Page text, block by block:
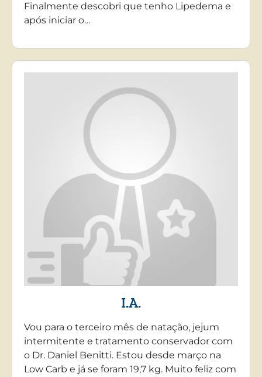
Finalmente descobri que tenho Lipedema e
após iniciar o…
I.A.
Vou para o terceiro mês de natação, jejum
intermitente e tratamento conservador com
o Dr. Daniel Benitti. Estou desde março na
Low Carb e já se foram 19,7 kg. Muito feliz com